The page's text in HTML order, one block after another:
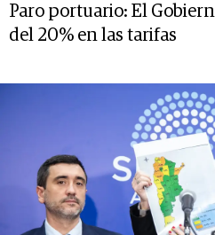
Paro portuario: El
del 20% en las tarifas